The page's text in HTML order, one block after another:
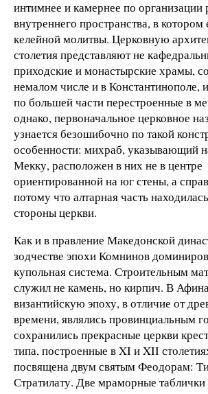
интимнее и камернее по организации
внутреннего пространства, в котором
келейной молитвы. Церковную
столетия представляют не
приходские и монастырские храмы,
немалом числе и в Константинополе,
по большей части перестроенные в
однако, первоначальное церковное
узнается безошибочно по такой
особенности: михраб, указывающий
Мекку, расположен в них не в центре
ориентированной на юг стены, а
потому что алтарная часть
стороны церкви.
Как и в правление Македонской
зодчестве эпохи Комнинов
купольная система. Строительным
служил не камень, но кирпич. В
византийскую эпоху, в отличие от
времени, являлись провинциальным
сохранились прекрасные церкви
типа, построенные в XI и XII
посвящена двум святым Феодорам:
Стратилату. Две мраморные